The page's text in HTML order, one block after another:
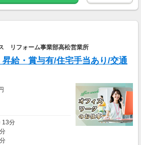
残業10時間)
リフォーム事業部高松営業所
昇給・賞与有/住宅手当あり/交通
円
円
円
13分